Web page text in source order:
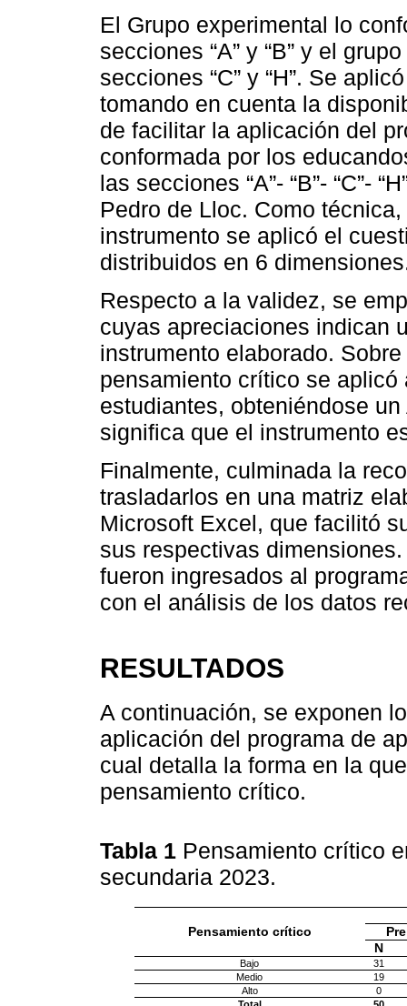
El Grupo experimental lo
secciones “A” y “B” y el
secciones “C” y “H”. Se
tomando en cuenta la
de facilitar la aplicación del
conformada por los
las secciones “A”- “B”- “C”-
Pedro de Lloc. Como
instrumento se aplicó el
distribuidos en 6
Respecto a la validez, se
cuyas apreciaciones indican
instrumento elaborado.
pensamiento crítico se
estudiantes, obteniéndose
significa que el instrumento
Finalmente, culminada la
trasladarlos en una matriz
Microsoft Excel, que facilitó
sus respectivas
fueron ingresados al
con el análisis de los datos
RESULTADOS
A continuación, se exponen
aplicación del programa de
cual detalla la forma en la
pensamiento crítico.
Tabla 1 Pensamiento crítico
secundaria 2023.
Pensamiento crítico
N
Bajo
31
Medio
19
Alto
0